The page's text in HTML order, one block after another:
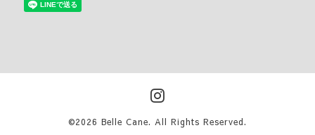
©2026 Belle Cane. All Rights Reserved.